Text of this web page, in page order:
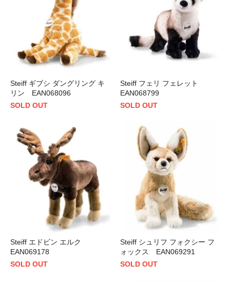
Steiff ギブシ ダングリング キ
リン EAN068096
SOLD OUT
Steiff フェリ フェレット
EAN068799
SOLD OUT
Steiff エドビン エルク
EAN069178
SOLD OUT
Steiff シュリフ フォクシー フ
ォックス EAN069291
SOLD OUT